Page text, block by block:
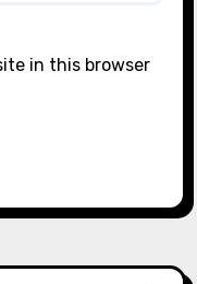
in this browser